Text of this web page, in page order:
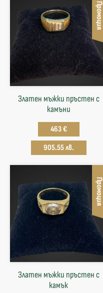
Промоция
Златен мъжки пръстен с
камъни
463 €
905.55 лв.
Промоция
Златен мъжки пръстен с
камък